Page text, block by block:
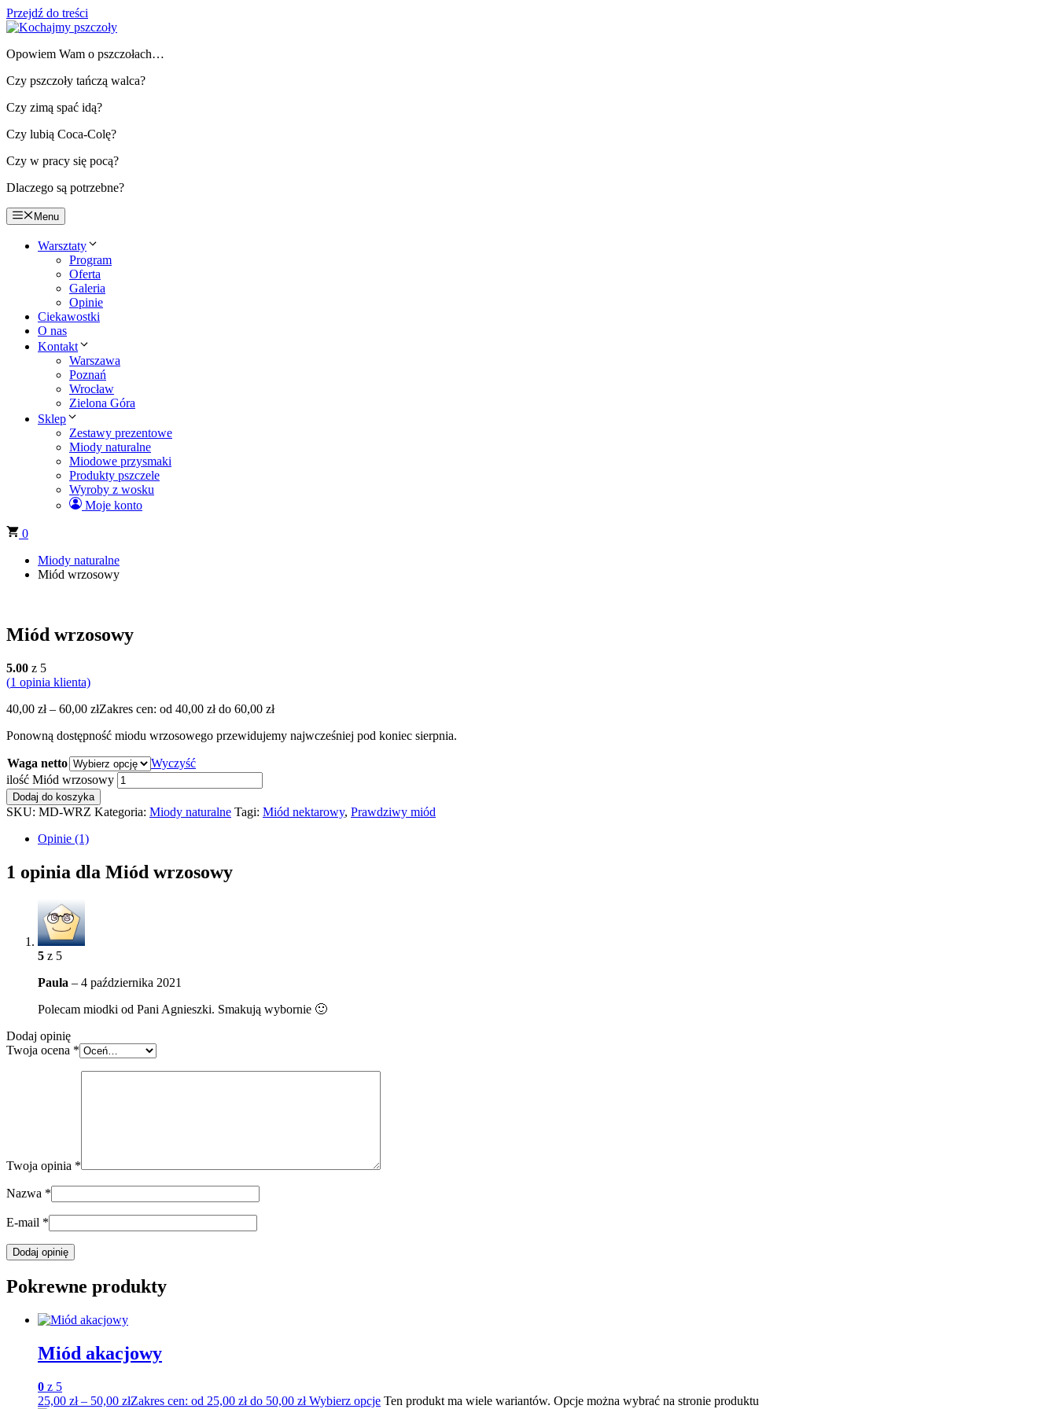
Przejdź do treści
Opowiem Wam o pszczołach…
Czy pszczoły tańczą walca?
Czy zimą spać idą?
Czy lubią Coca-Colę?
Czy w pracy się pocą?
Dlaczego są potrzebne?
Menu
Warsztaty
Program
Oferta
Galeria
Opinie
Ciekawostki
O nas
Kontakt
Warszawa
Poznań
Wrocław
Zielona Góra
Sklep
Zestawy prezentowe
Miody naturalne
Miodowe przysmaki
Produkty pszczele
Wyroby z wosku
Moje konto
0
Miody naturalne
Miód wrzosowy
Miód wrzosowy
5.00 z 5
(1 opinia klienta)
40,00 zł – 60,00 złZakres cen: od 40,00 zł do 60,00 zł
Ponowną dostępność miodu wrzosowego przewidujemy najwcześniej pod koniec sierpnia.
Waga netto
Wyczyść
ilość Miód wrzosowy
Dodaj do koszyka
SKU: MD-WRZ Kategoria: Miody naturalne Tagi: Miód nektarowy, Prawdziwy miód
Opinie (1)
1 opinia dla Miód wrzosowy
5 z 5
Paula – 4 października 2021
Polecam miodki od Pani Agnieszki. Smakują wybornie 🙂
Dodaj opinię
Twoja ocena *
Twoja opinia *
Nazwa *
E-mail *
Pokrewne produkty
Miód akacjowy
0 z 5
25,00 zł – 50,00 złZakres cen: od 25,00 zł do 50,00 zł Wybierz opcje Ten produkt ma wiele wariantów. Opcje można wybrać na stronie produktu